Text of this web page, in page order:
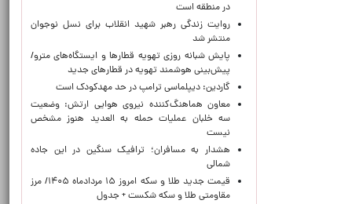
در منطقه است
روایت زندگی رهبر شهید انقلاب برای نسل نوجوان
منتشر شد
پایش شبانه روزی تهویه قطارها و ایستگاه‌های مترو/
پیش‌بینی هوشمند تهویه در قطارهای جدید
گاردین: دیپلماسی ترامپ در حد مهدکودک است
معاون هماهنگ‌کننده نیروی هوایی ارتش: وضعیت
سه خلبان عملیات حمله به العدید هنوز مشخص
نیست
هشدار به مسافران؛ ترافیک سنگین در این جاده
شمالی
قیمت جدید طلا و سکه امروز ۱۵ مردادماه ۱۴۰۵/ مرز
مقاومتی طلا و سکه شکست + جدول